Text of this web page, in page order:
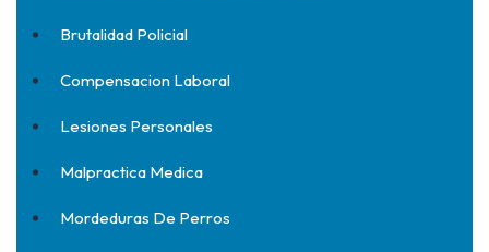
Brutalidad Policial
Compensacion Laboral
Lesiones Personales
Malpractica Medica
Mordeduras De Perros